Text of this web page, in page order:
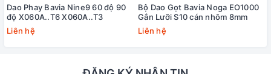
Dao Phay Bavia Nine9 60 độ 90
độ X060A..T6 X060A..T3
Liên hệ
Bộ Dao Gọt Bavia Noga EO1000
Gắn Lưỡi S10 cán nhôm 8mm
Liên hệ